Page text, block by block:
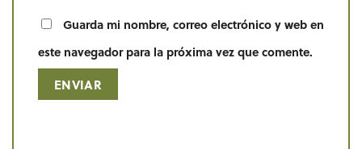
Guarda mi nombre, correo electrónico y web en
este navegador para la próxima vez que comente.